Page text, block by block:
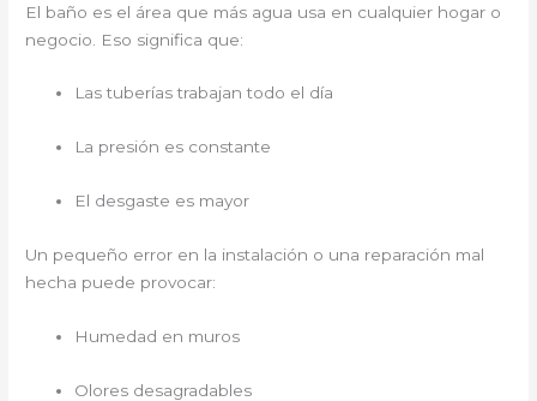
El baño es el área que más agua usa en cualquier hogar o
negocio. Eso significa que:
Las tuberías trabajan todo el día
La presión es constante
El desgaste es mayor
Un pequeño error en la instalación o una reparación mal
hecha puede provocar:
Humedad en muros
Olores desagradables